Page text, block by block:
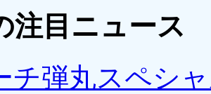
注目ニュース
チ弾丸スペシ